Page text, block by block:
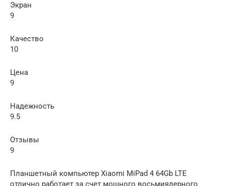
Экран
9
Качество
10
Цена
9
Надежность
9.5
Отзывы
9
Планшетный компьютер Xiaomi MiPad 4 64Gb LTE
отлично работает за счет мощного восьмиядерного